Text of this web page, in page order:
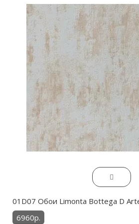
01D07 Обои Limonta Bottega D
6960р.